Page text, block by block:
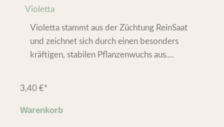
Violetta
Violetta stammt aus der Züchtung ReinSaat
und zeichnet sich durch einen besonders
kräftigen, stabilen Pflanzenwuchs aus....
3,40 €*
Warenkorb